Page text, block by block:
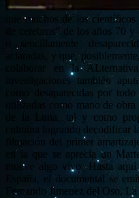
que muchos de los
de cerebros” de los años 70
o sencillamente
aclaradas, y que,
colaborar en la
investigaciones también
como desaparecidas por
utilizadas como mano de
de la Luna, tal y como
culmina logrando decodificar
filmación del primer
en la que se aprecia un
mueve algo vivo. Hasta
España, el documental se
Fernando Jimenez del Oso,